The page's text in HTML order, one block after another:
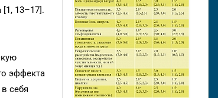
13–17].
эффекта
себя